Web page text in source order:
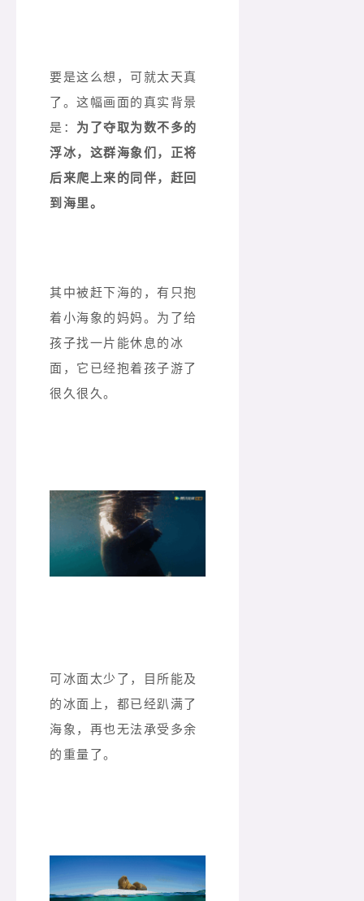
要是这么想，可就太天真
了。这幅画面的真实背景
是： 为了夺取为数不多的
浮冰，这群海象们，正将
后来爬上来的同伴，赶回
到海里。
其中被赶下海的，有只抱
着小海象的妈妈。为了给
孩子找一片能休息的冰
面，它已经抱着孩子游了
很久很久。
可冰面太少了，目所能及
的冰面上，都已经趴满了
海象，再也无法承受多余
的重量了。